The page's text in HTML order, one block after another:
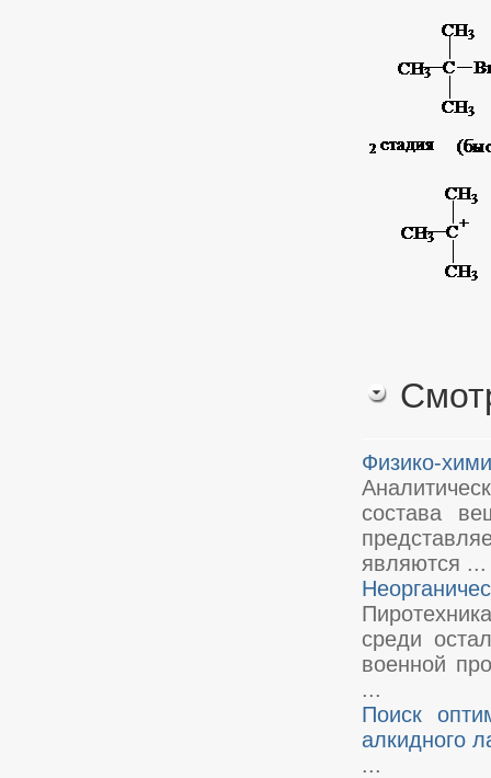
Физико-
состава
являются ...
среди
военной
...
Поиск
алкидного
...